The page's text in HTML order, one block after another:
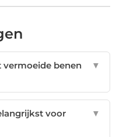
benen
▼
voor
▼